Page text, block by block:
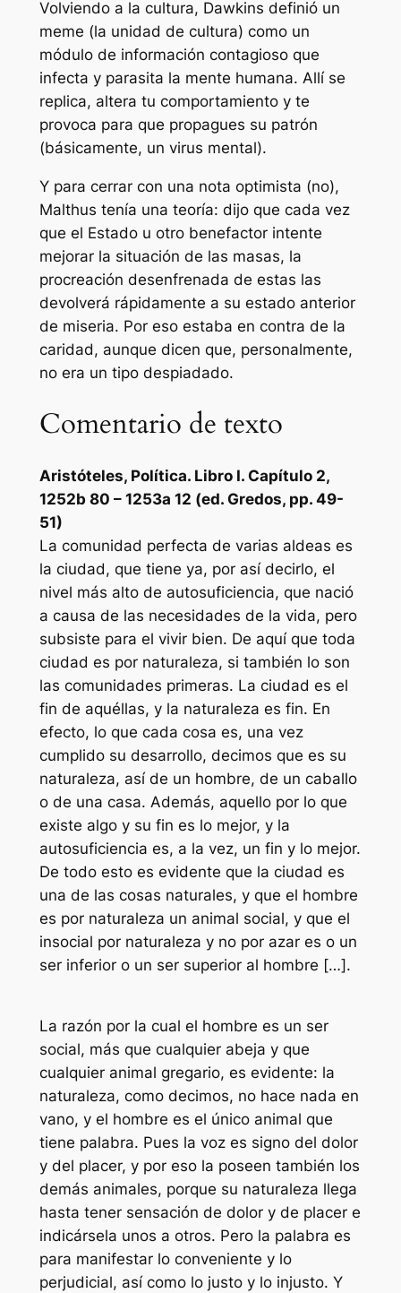
Volviendo a la cultura, Dawkins definió un
meme (la unidad de cultura) como un
módulo de información contagioso que
infecta y parasita la mente humana. Allí se
replica, altera tu comportamiento y te
provoca para que propagues su patrón
(básicamente, un virus mental).
Y para cerrar con una nota optimista (no),
Malthus tenía una teoría: dijo que cada vez
que el Estado u otro benefactor intente
mejorar la situación de las masas, la
procreación desenfrenada de estas las
devolverá rápidamente a su estado anterior
de miseria. Por eso estaba en contra de la
caridad, aunque dicen que, personalmente,
no era un tipo despiadado.
Comentario de texto
Aristóteles, Política. Libro I. Capítulo 2,
1252b 80 – 1253a 12 (ed. Gredos, pp. 49-
51)
La comunidad perfecta de varias aldeas es
la ciudad, que tiene ya, por así decirlo, el
nivel más alto de autosuficiencia, que nació
a causa de las necesidades de la vida, pero
subsiste para el vivir bien. De aquí que toda
ciudad es por naturaleza, si también lo son
las comunidades primeras. La ciudad es el
fin de aquéllas, y la naturaleza es fin. En
efecto, lo que cada cosa es, una vez
cumplido su desarrollo, decimos que es su
naturaleza, así de un hombre, de un caballo
o de una casa. Además, aquello por lo que
existe algo y su fin es lo mejor, y la
autosuficiencia es, a la vez, un fin y lo mejor.
De todo esto es evidente que la ciudad es
una de las cosas naturales, y que el hombre
es por naturaleza un animal social, y que el
insocial por naturaleza y no por azar es o un
ser inferior o un ser superior al hombre […].
La razón por la cual el hombre es un ser
social, más que cualquier abeja y que
cualquier animal gregario, es evidente: la
naturaleza, como decimos, no hace nada en
vano, y el hombre es el único animal que
tiene palabra. Pues la voz es signo del dolor
y del placer, y por eso la poseen también los
demás animales, porque su naturaleza llega
hasta tener sensación de dolor y de placer e
indicársela unos a otros. Pero la palabra es
para manifestar lo conveniente y lo
perjudicial, así como lo justo y lo injusto. Y